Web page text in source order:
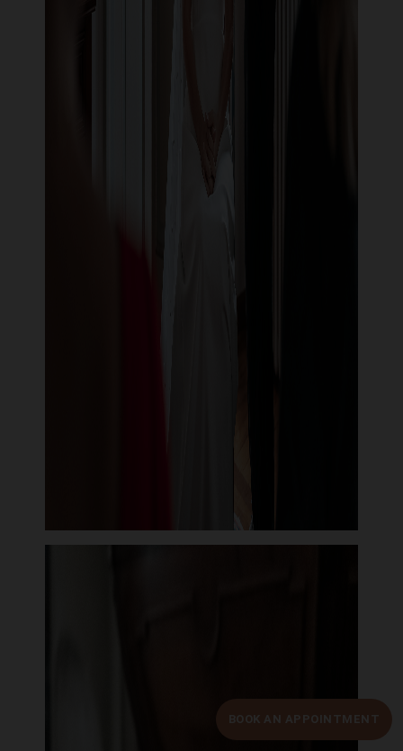
BOOK AN APPOINTMENT